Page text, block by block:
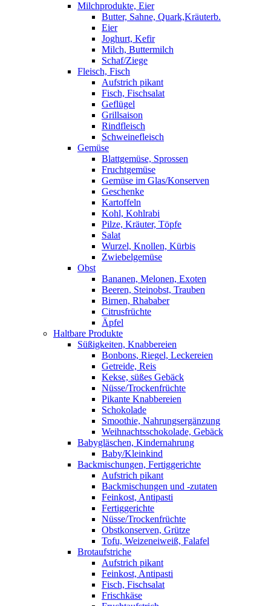
Milchprodukte, Eier
Butter, Sahne, Quark,Kräuterb.
Eier
Joghurt, Kefir
Milch, Buttermilch
Schaf/Ziege
Fleisch, Fisch
Aufstrich pikant
Fisch, Fischsalat
Geflügel
Grillsaison
Rindfleisch
Schweinefleisch
Gemüse
Blattgemüse, Sprossen
Fruchtgemüse
Gemüse im Glas/Konserven
Geschenke
Kartoffeln
Kohl, Kohlrabi
Pilze, Kräuter, Töpfe
Salat
Wurzel, Knollen, Kürbis
Zwiebelgemüse
Obst
Bananen, Melonen, Exoten
Beeren, Steinobst, Trauben
Birnen, Rhababer
Citrusfrüchte
Äpfel
Haltbare Produkte
Süßigkeiten, Knabbereien
Bonbons, Riegel, Leckereien
Getreide, Reis
Kekse, süßes Gebäck
Nüsse/Trockenfrüchte
Pikante Knabbereien
Schokolade
Smoothie, Nahrungsergänzung
Weihnachtsschokolade, Gebäck
Babygläschen, Kindernahrung
Baby/Kleinkind
Backmischungen, Fertiggerichte
Aufstrich pikant
Backmischungen und -zutaten
Feinkost, Antipasti
Fertiggerichte
Nüsse/Trockenfrüchte
Obstkonserven, Grütze
Tofu, Weizeneiweiß, Falafel
Brotaufstriche
Aufstrich pikant
Feinkost, Antipasti
Fisch, Fischsalat
Frischkäse